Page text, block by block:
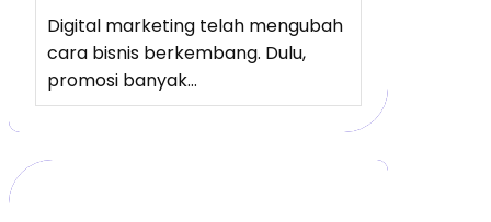
Digital marketing telah mengubah
cara bisnis berkembang. Dulu,
promosi banyak…